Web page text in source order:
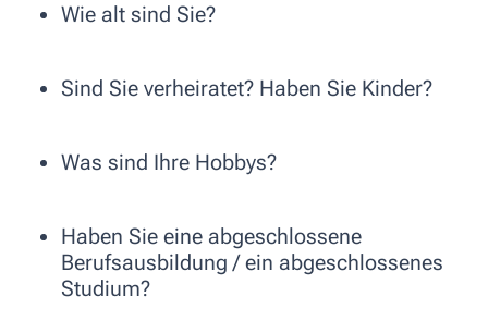
Wie alt sind Sie?
Sind Sie verheiratet? Haben Sie Kinder?
Was sind Ihre Hobbys?
Haben Sie eine abgeschlossene
Berufsausbildung / ein abgeschlossenes
Studium?